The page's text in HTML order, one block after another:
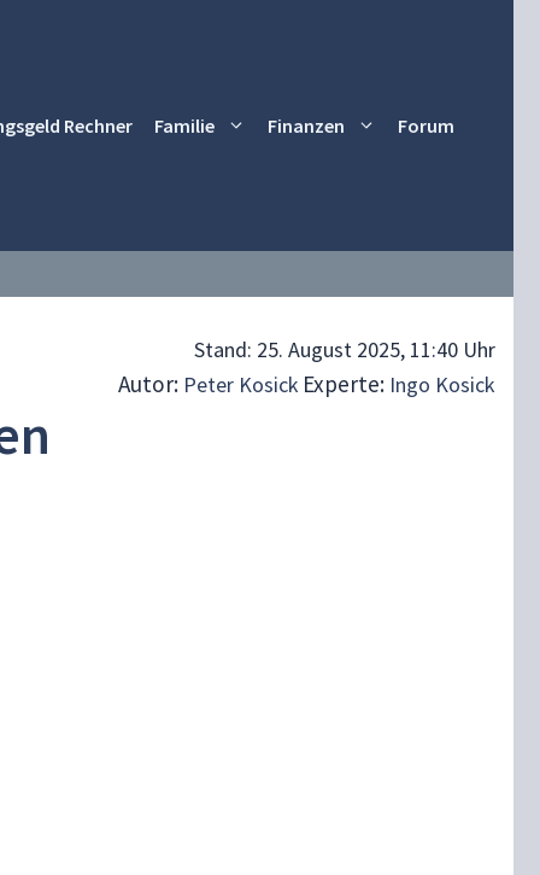
Rechner Familie Finanzen Forum
Stand: 25. August 2025, 11:40 Uhr
Autor: Peter Kosick Experte: Ingo Kosick